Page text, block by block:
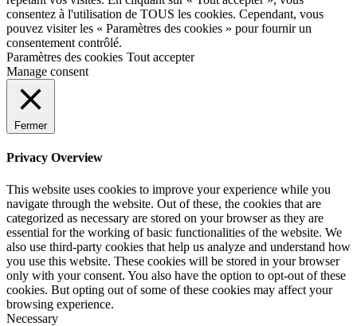
consentez à l'utilisation de TOUS les cookies. Cependant, vous
pouvez visiter les « Paramètres des cookies » pour fournir un
consentement contrôlé.
Paramètres des cookies Tout accepter
Manage consent
Fermer
Privacy Overview
This website uses cookies to improve your experience while you
navigate through the website. Out of these, the cookies that are
categorized as necessary are stored on your browser as they are
essential for the working of basic functionalities of the website. We
also use third-party cookies that help us analyze and understand how
you use this website. These cookies will be stored in your browser
only with your consent. You also have the option to opt-out of these
cookies. But opting out of some of these cookies may affect your
browsing experience.
Necessary